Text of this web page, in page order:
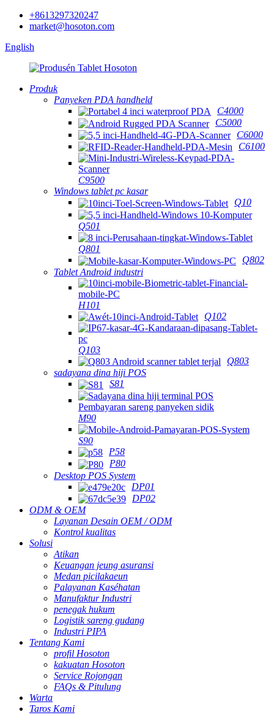
+8613297320247
market@hosoton.com
English
Produk
Panyeken PDA handheld
C4000
C5000
C6000
C6100
C9500
Windows tablet pc kasar
Q10
Q501
Q801
Q802
Tablet Android industri
H101
Q102
Q103
Q803
sadayana dina hiji POS
S81
M90
S90
P58
P80
Desktop POS System
DP01
DP02
ODM & OEM
Layanan Desain OEM / ODM
Kontrol kualitas
Solusi
Atikan
Keuangan jeung asuransi
Medan picilakaeun
Palayanan Kaséhatan
Manufaktur Industri
penegak hukum
Logistik sareng gudang
Industri PIPA
Tentang Kami
profil Hosoton
kakuatan Hosoton
Service Rojongan
FAQs & Pitulung
Warta
Taros Kami